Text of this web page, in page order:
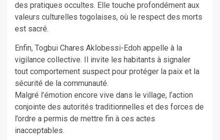
des pratiques occultes. Elle touche profondément aux
valeurs culturelles togolaises, où le respect des morts
est sacré.
Enfin, Togbui Chares Aklobessi-Edoh appelle à la
vigilance collective. Il invite les habitants à signaler
tout comportement suspect pour protéger la paix et la
sécurité de la communauté.
Malgré l’émotion encore vive dans le village, l’action
conjointe des autorités traditionnelles et des forces de
l’ordre a permis de mettre fin à ces actes
inacceptables.